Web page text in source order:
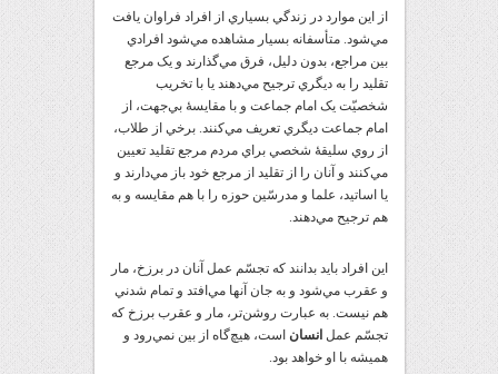
از اين موارد در زندگي بسياري از افراد فراوان يافت
مي‌شود. متأسفانه بسيار مشاهده مي‌شود افرادي
بين مراجع، بدون دليل، فرق مي‌گذارند و يک مرجع
تقليد را به ديگري ترجيح مي‌دهند يا با تخريب
شخصيّت يک امام جماعت و با مقايسۀ بي‌جهت، از
امام جماعت ديگري تعريف مي‌کنند. برخي از طلاب،
از روي سليقۀ شخصي براي مردم مرجع تقليد تعيين
مي‌کنند و آنان را از تقليد از مرجع خود باز مي‌دارند و
يا اساتيد، علما و مدرسّين حوزه را با هم مقايسه و به
هم ترجيح مي‌دهند.
اين افراد بايد بدانند که تجسّم عمل آنان در برزخ، مار
و عقرب مي‌شود و به جان آنها مي‌افتد و تمام شدني
هم نيست. به عبارت روشن‌تر، مار و عقرب برزخ که
تجسّم عمل انسان است، هيچ‌گاه از بين نمي‌رود و
هميشه با او خواهد بود.